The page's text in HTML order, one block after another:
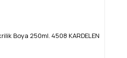
Boya 250ml. 4508 KARDELEN